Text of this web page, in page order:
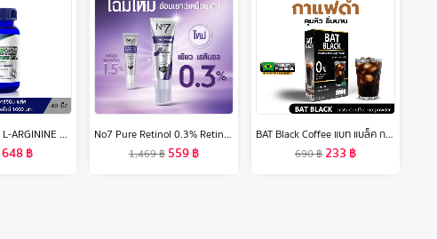
VISTRASPORTS L-ARGININE PLUS L-ORNITHINE 1000 MG. (60 เม็ด)
648฿
No7 Pure Retinol 0.3% Retinol Night Concentrate Serum 30Ml นัมเบอร์เซเว่น เพียว เรตินอล 0.3% เรตินอล ไนท์ คอนเซ็นเทรท เซรั่ม 30มล.
1,469฿ 559฿
BAT Black Coffee แบท แบล็ค กาแฟดำ อเมริกาโน่ คุมหิว สูตรไม่มีน้ำตาล ดื่มง่าย 0%
690฿233 ฿